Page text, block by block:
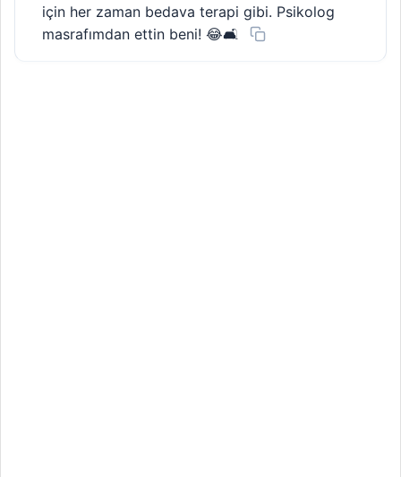
için her zaman bedava terapi gibi. Psikolog
masrafımdan ettin beni! 😂🛋️